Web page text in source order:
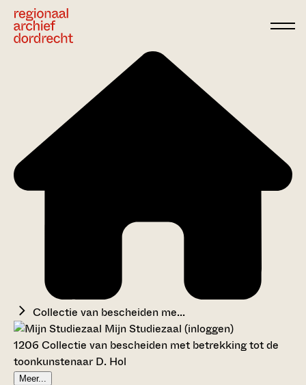
Collectie van bescheiden me...
Mijn Studiezaal (inloggen)
1206 Collectie van bescheiden met betrekking tot de
toonkunstenaar D. Hol
Meer...